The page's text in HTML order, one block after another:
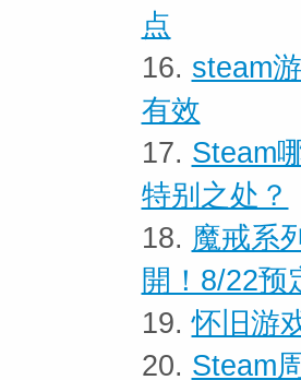
点
16. steam
有效
17. Steam
特别之处？
18. 魔戒系
開！8/22预
19.怀旧游
20. Steam